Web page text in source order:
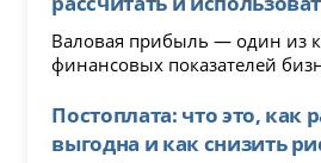
Валовая прибыль — один из
финансовых показателей
Постоплата: что это, как
выгодна и как снизить